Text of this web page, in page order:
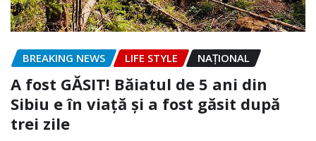
BREAKING NEWS LIFE STYLE NAŢIONAL
A fost GĂSIT! Băiatul de 5 ani din
Sibiu e în viață și a fost găsit după
trei zile